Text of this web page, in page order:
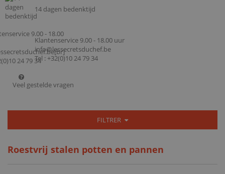
14 dagen bedenktijd
Klantenservice 9.00 - 18.00 uur
info@lessecretsduchef.be
Tel : +32(0)10 24 79 34
Veel gestelde vragen
FILTRER
Roestvrij stalen potten en pannen